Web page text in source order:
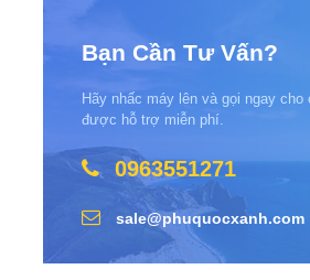
Bạn Cần Tư Vấn?
Hãy nhấc máy lên và gọi ngay cho
được hỗ trợ miễn phí.
0963551271
sale@phuquocxanh.com